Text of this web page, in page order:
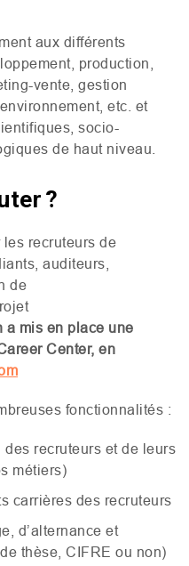
aux différents
production,
vente, gestion
etc. et
socio-
de haut niveau.
?
les recruteurs de
auditeurs,
de
a mis en place une
Center, en
fonctionnalités :
recruteurs et de leurs
métiers)
carrières des recruteurs
d’alternance et
thèse, CIFRE ou non)